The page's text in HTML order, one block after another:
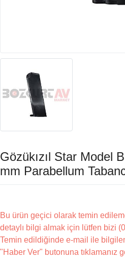
Gözükızıl Star Model
mm Parabellum
Bu ürün geçici olarak temin
detaylı bilgi almak için lütfen bizi
Temin edildiğinde e-mail ile
"Haber Ver" butonuna tıklamanız